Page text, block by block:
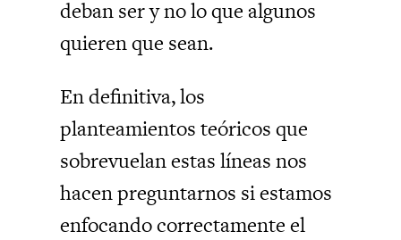
deban ser y no lo que algunos
quieren que sean.
En definitiva, los
planteamientos teóricos que
sobrevuelan estas líneas nos
hacen preguntarnos si estamos
enfocando correctamente el